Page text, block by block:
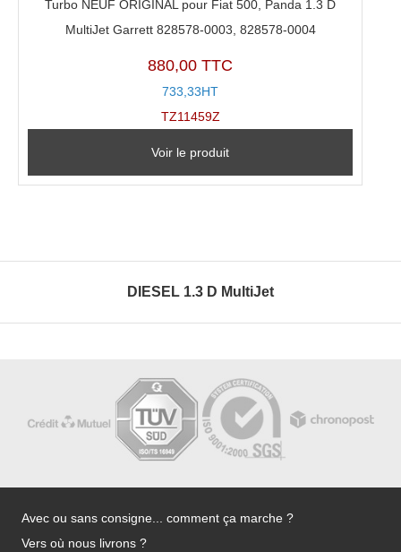
Turbo NEUF ORIGINAL pour Fiat 500, Panda 1.3 D
MultiJet Garrett 828578-0003, 828578-0004
880,00 TTC
733,33HT
TZ11459Z
Voir le produit
DIESEL 1.3 D MultiJet
Avec ou sans consigne... comment ça marche ?
Vers où nous livrons ?